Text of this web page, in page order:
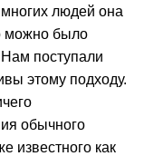
людей она
можно было
поступали
этому подходу.
обычного
известного как